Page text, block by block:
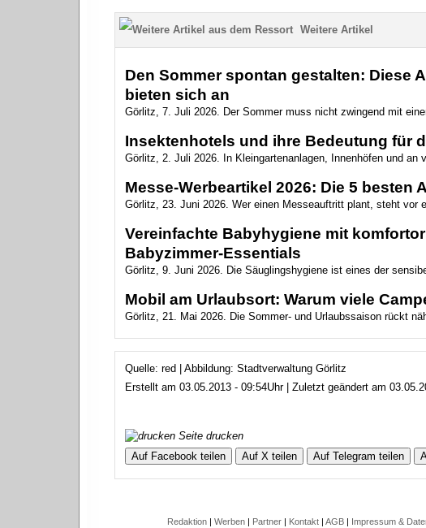
Weitere Artikel
Den Sommer spontan gestalten: Diese
bieten sich an
Görlitz, 7. Juli 2026. Der Sommer muss nicht zwingend mit
Insektenhotels und ihre Bedeutung für
Görlitz, 2. Juli 2026. In Kleingartenanlagen, Innenhöfen und an
Messe-Werbeartikel 2026: Die 5 besten
Görlitz, 23. Juni 2026. Wer einen Messeauftritt plant, steht vor
Vereinfachte Babyhygiene mit
Babyzimmer‑Essentials
Görlitz, 9. Juni 2026. Die Säuglingshygiene ist eines der
Mobil am Urlaubsort: Warum viele
Görlitz, 21. Mai 2026. Die Sommer- und Urlaubssaison rückt
Quelle: red | Abbildung: Stadtverwaltung Görlitz
Erstellt am 03.05.2013 - 09:54Uhr | Zuletzt geändert am
Seite drucken
Auf Facebook teilen
Auf X teilen Auf Telegram teilen
Redaktion | Werben | Partner | Kontakt | AGB | Impressum &